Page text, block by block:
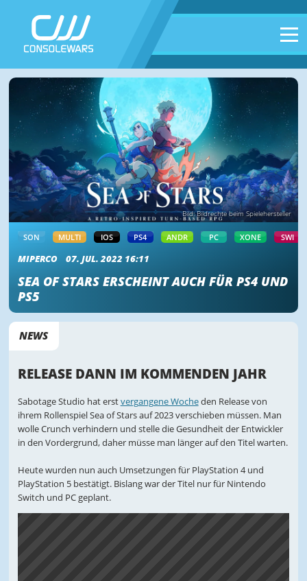
Bild: Bildrechte beim Spielehersteller
SON MULTI IOS PS4 ANDR PC XONE SWI
MIPERCO 07. JUL. 2022 16:11
SEA OF STARS ERSCHEINT AUCH FÜR PS4 UND
PS5
NEWS
RELEASE DANN IM KOMMENDEN JAHR
Sabotage Studio hat erstvergangene Wocheden Release von
ihrem Rollenspiel Sea of Stars auf 2023 verschieben müssen. Man
wolle Crunch verhindern und stelle die Gesundheit der Entwickler
in den Vordergrund, daher müsse man länger auf den Titel warten.
Heute wurden nun auch Umsetzungen für PlayStation 4 und
PlayStation 5 bestätigt. Bislang war der Titel nur für Nintendo
Switch und PC geplant.